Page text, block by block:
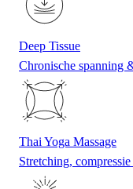
Deep Tissue
Chronische spanning
Thai Yoga Massage
Stretching,